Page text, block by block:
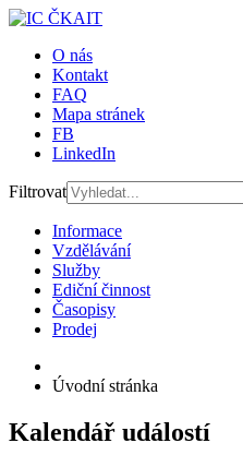
O nás
Kontakt
FAQ
Mapa stránek
FB
LinkedIn
Filtrovat
Informace
Vzdělávání
Služby
Ediční činnost
Časopisy
Prodej
Úvodní stránka
Kalendář událostí